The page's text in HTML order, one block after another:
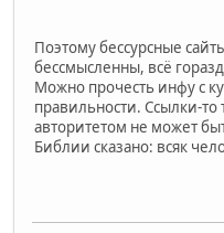
Поэтому бессурсные
бессмысленны, всё
Можно прочесть инфу с
правильности. Ссылки-
авторитетом не может
Библии сказано: всяк